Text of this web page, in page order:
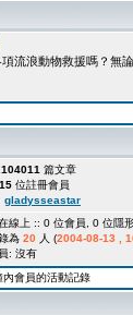
流浪動物救援嗎？無
104011 篇文章
位註冊會員
gladysseastar
線上 :: 0 位會員, 0 位隱
為 20 人 (2004-08-13 ,
: 沒有
會員的活動記錄